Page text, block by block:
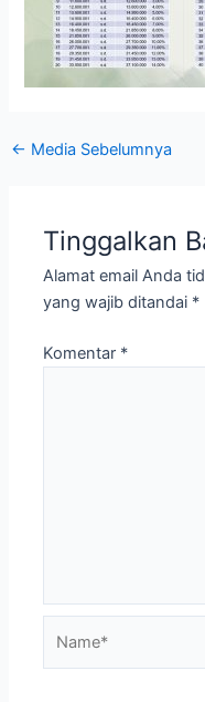
← Media Sebelumnya
Tinggalkan
Alamat email Anda
yang wajib ditandai *
Komentar *